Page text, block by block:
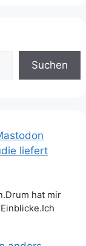
Suchen
liefert
hat mir